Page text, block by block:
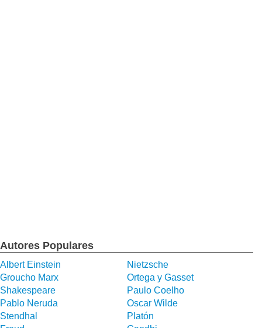
Autores Populares
Albert Einstein
Nietzsche
Groucho Marx
Ortega y Gasset
Shakespeare
Paulo Coelho
Pablo Neruda
Oscar Wilde
Stendhal
Platón